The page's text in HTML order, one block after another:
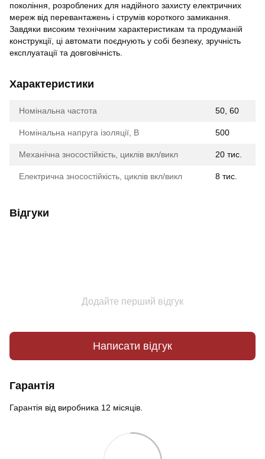
покоління, розроблених для надійного захисту електричних
мереж від перевантажень і струмів короткого замикання.
Завдяки високим технічним характеристикам та продуманій
конструкції, ці автомати поєднують у собі безпеку, зручність
експлуатації та довговічність.
Характеристики
Номінальна частота 50, 60
Номінальна напруга ізоляції, В 500
Механічна зносостійкість, циклів вкл/викл 20 тис.
Електрична зносостійкість, циклів вкл/викл 8 тис.
Відгуки
Додайте перший відгук
Написати відгук
Гарантія
Гарантія від виробника 12 місяців.